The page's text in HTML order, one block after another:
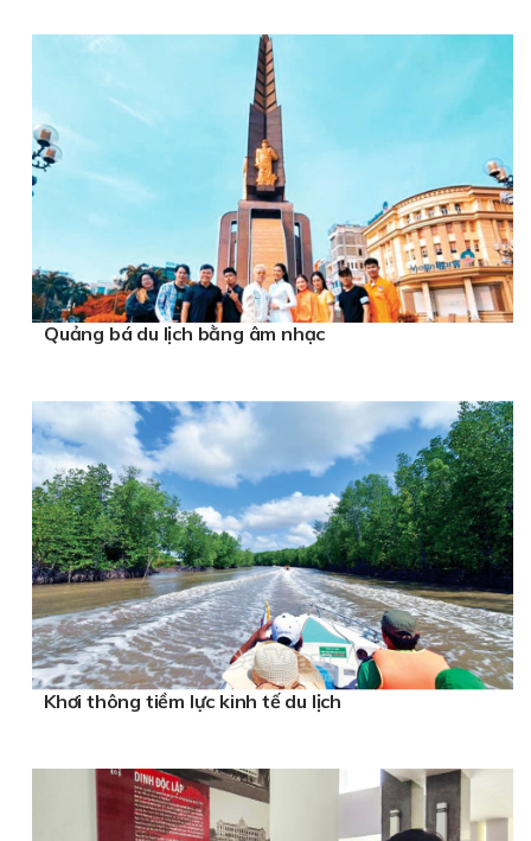
Quảng bá du lịch bằng âm nhạc
Khơi thông tiềm lực kinh tế du lịch